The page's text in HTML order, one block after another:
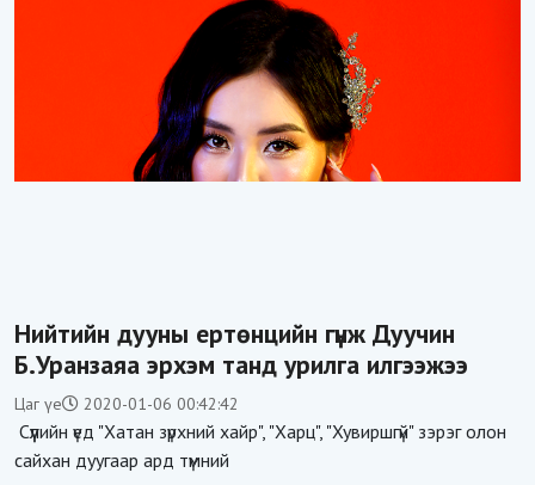
Нийтийн дууны ертөнцийн гүнж Дуучин
Б.Уранзаяа эрхэм танд урилга илгээжээ
Цаг үе 2020-01-06 00:42:42
Сүүлийн үед "Хатан зүрхний хайр", "Харц", "Хувиршгүй" зэрэг олон
сайхан дуугаар ард түмний